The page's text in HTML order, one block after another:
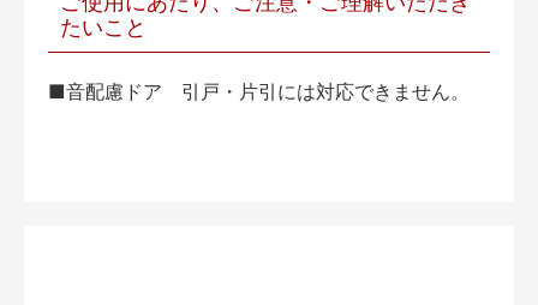
たいこと
■音配慮ドア 引戸・片引には対応できません。